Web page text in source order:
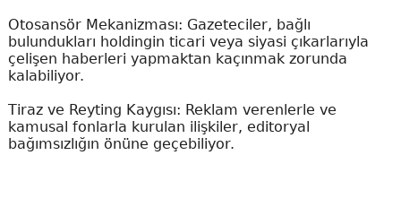
Otosansör Mekanizması: Gazeteciler, bağlı
bulundukları holdingin ticari veya siyasi çıkarlarıyla
çelişen haberleri yapmaktan kaçınmak zorunda
kalabiliyor.
Tiraz ve Reyting Kaygısı: Reklam verenlerle ve
kamusal fonlarla kurulan ilişkiler, editoryal
bağımsızlığın önüne geçebiliyor.